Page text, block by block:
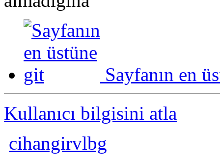
Sayfanın en
Kullanıcı bilgisini atla
cihangirvlbg